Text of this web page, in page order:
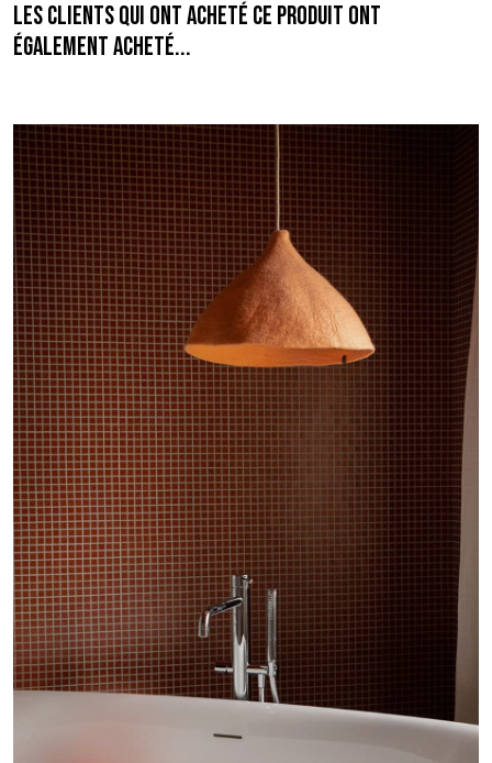
Les clients qui ont acheté ce produit ont
également acheté...